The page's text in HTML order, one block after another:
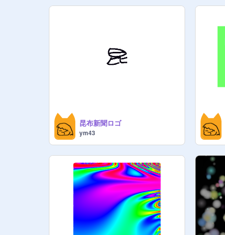
昆布新聞ロゴ
ym43